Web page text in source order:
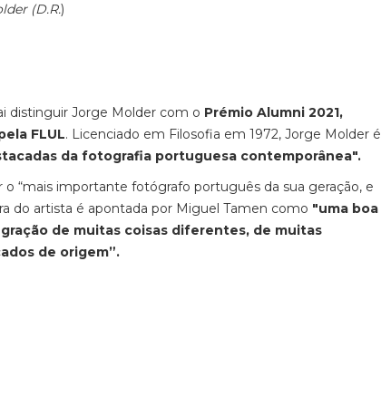
(D.R.)
distinguir Jorge Molder com o Prémio Alumni 2021,
FLUL. Licenciado em Filosofia em 1972, Jorge Molder é
da fotografia portuguesa contemporânea".
“mais importante fotógrafo português da sua geração, e
do artista é apontada por Miguel Tamen como "uma boa
de muitas coisas diferentes, de muitas
de origem”.